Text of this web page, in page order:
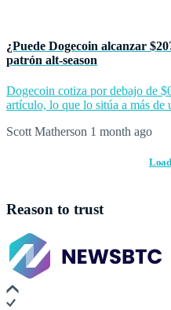
¿Puede Dogecoin alcanzar
patrón alt-season
Dogecoin cotiza por debajo de
artículo, lo que lo sitúa a más de
Scott Matherson 1 month ago
Reason to trust